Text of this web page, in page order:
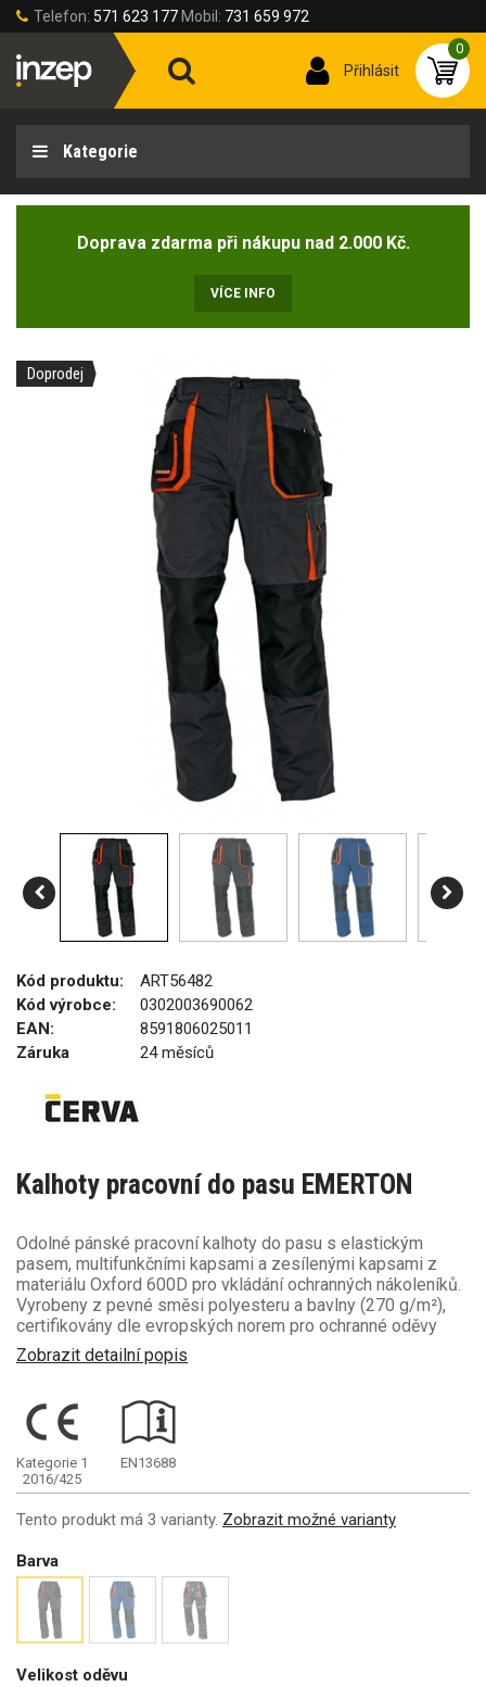
Telefon: 571 623 177 Mobil: 731 659 972
Přihlásit
0
Kategorie
Doprava zdarma při nákupu nad 2.000 Kč.
VÍCE INFO
Doprodej
Kód produktu:
ART56482
Kód výrobce:
0302003690062
EAN:
8591806025011
Záruka
24 měsíců
Kalhoty pracovní do pasu EMERTON
Odolné pánské pracovní kalhoty do pasu s elastickým
pasem, multifunkčními kapsami a zesílenými kapsami z
materiálu Oxford 600D pro vkládání ochranných nákoleníků.
Vyrobeny z pevné směsi polyesteru a bavlny (270 g/m²),
certifikovány dle evropských norem pro ochranné oděvy
Zobrazit detailní popis
Kategorie 1
2016/425
EN13688
Tento produkt má 3 varianty. Zobrazit možné varianty
Barva
Velikost oděvu